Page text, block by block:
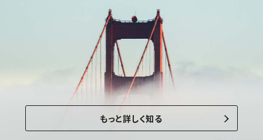
もっと詳しく知る